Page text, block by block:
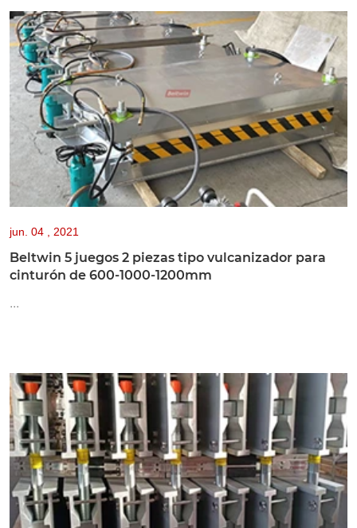
jun. 04 , 2021
Beltwin 5 juegos 2 piezas tipo vulcanizador para
cinturón de 600-1000-1200mm
...